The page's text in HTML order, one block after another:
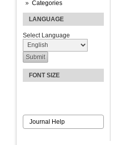
Categories
LANGUAGE
Select Language
FONT SIZE
Journal Help